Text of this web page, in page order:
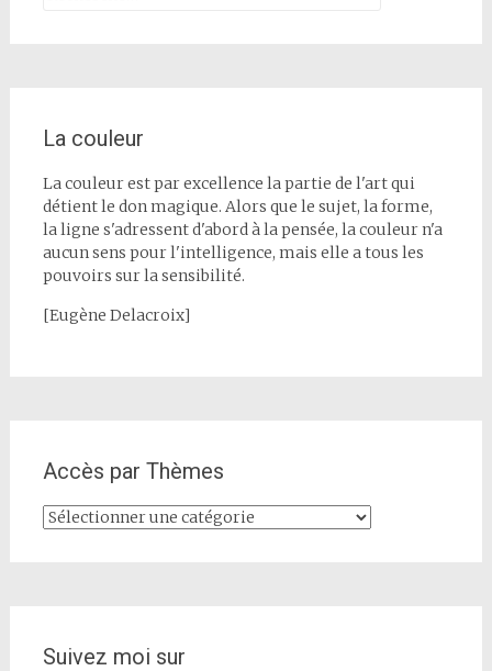
La couleur
La couleur est par excellence la partie de l'art qui
détient le don magique. Alors que le sujet, la forme,
la ligne s'adressent d'abord à la pensée, la couleur n'a
aucun sens pour l'intelligence, mais elle a tous les
pouvoirs sur la sensibilité.
[Eugène Delacroix]
Accès par Thèmes
Accès
Suivez moi sur